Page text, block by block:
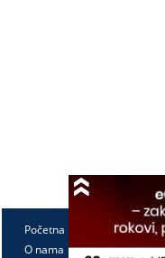
Početna
O nama